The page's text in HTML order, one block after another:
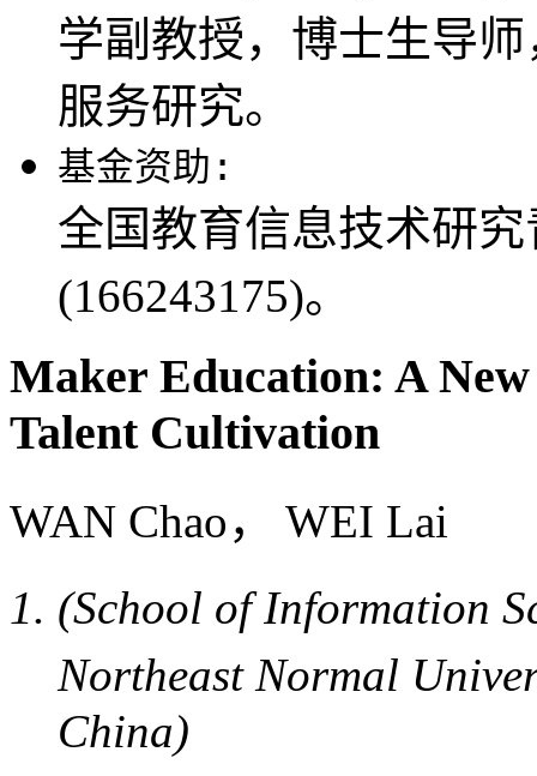
学副教授，博士生导
服务研究。
基金资助:
全国教育信息技术研
(166243175)。
Maker Education: A
Talent Cultivation
WAN Chao， WEI Lai
(School of Information
Northeast Normal
China)